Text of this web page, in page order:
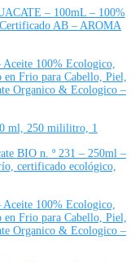
– 100mL – 100%
AB – AROMA
100% Ecologico,
en Frio para Cabello, Piel,
Organico & Ecologico –
ml, 250 mililitro, 1
BIO n. º 231 – 250ml –
certificado ecológico,
100% Ecologico,
en Frio para Cabello, Piel,
Organico & Ecologico –